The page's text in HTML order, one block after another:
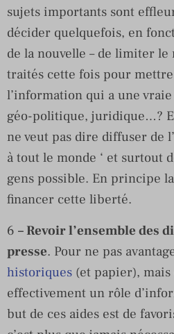
sujets importants sont
décider quelquefois, en
de la nouvelle – de limiter le
traités cette fois pour
l’information qui a une
géo-politique, juridique…?
ne veut pas dire diffuser de
à tout le monde ‘ et surtout
gens possible. En principe
financer cette liberté.
6 – Revoir l’ensemble des
presse. Pour ne pas
historiques (et papier),
effectivement un rôle
but de ces aides est de